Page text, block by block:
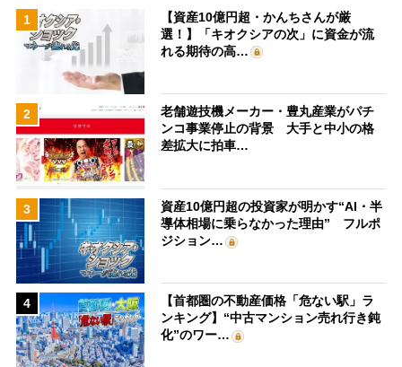
1
【資産10億円超・かんちさんが厳
選！】「キオクシアの次」に資金が流
れる期待の高…
2
老舗遊技機メーカー・豊丸産業がパチ
ンコ事業停止の背景 大手と中小の格
差拡大に拍車…
3
資産10億円超の投資家が明かす“AI・半
導体相場に乗らなかった理由” フルポ
ジション…
4
【首都圏の不動産価格「危ない駅」ラ
ンキング】“中古マンション売れ行き鈍
化”のワー…